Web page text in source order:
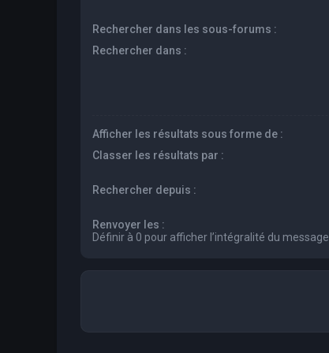
Rechercher dans les sous-forums :
Rechercher dans :
Afficher les résultats sous forme de :
Classer les résultats par :
Rechercher depuis :
Renvoyer les :
Définir à 0 pour afficher l’intégralité du message.